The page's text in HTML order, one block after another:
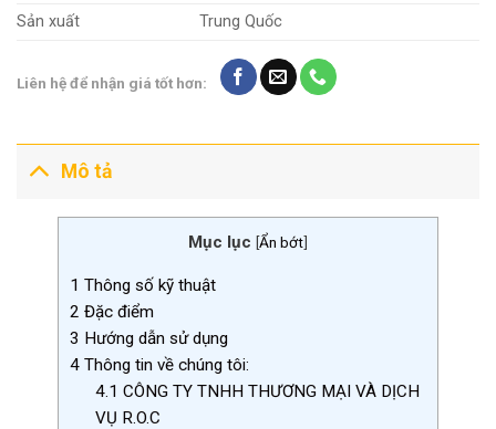
Sản xuất
Trung Quốc
Liên hệ để nhận giá tốt hơn:
Mô tả
Mục lục [Ẩn bớt]
1 Thông số kỹ thuật
2 Đặc điểm
3 Hướng dẫn sử dụng
4Thông tin về chúng tôi:
4.1 CÔNG TY TNHH THƯƠNG MẠI VÀ DỊCH
VỤ R.O.C